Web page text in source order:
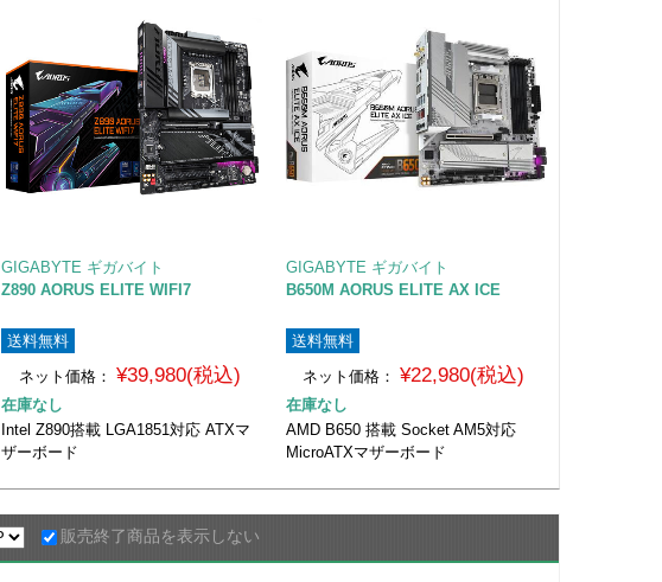
GIGABYTE ギガバイト
Z890 AORUS ELITE WIFI7
送料無料
ネット価格： ¥39,980(税込)
在庫なし
Intel Z890搭載 LGA1851対応 ATXマ
ザーボード
GIGABYTE ギガバイト
B650M AORUS ELITE AX ICE
送料無料
ネット価格： ¥22,980(税込)
在庫なし
AMD B650 搭載 Socket AM5対応
MicroATXマザーボード
販売終了商品を表示しない